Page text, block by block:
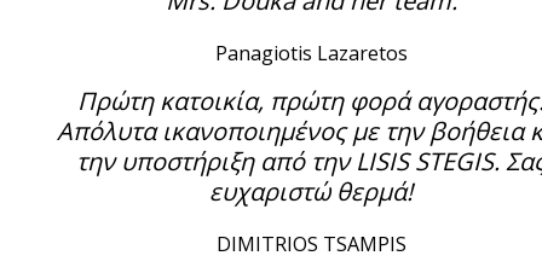
Panagiotis Lazaretos
Πρώτη κατοικία, πρώτη φορά
Απόλυτα ικανοποιημένος με την βοήθεια
την υποστήριξη από την LISIS STEGIS.
ευχαριστώ θερμά!
DIMITRIOS TSAMPIS